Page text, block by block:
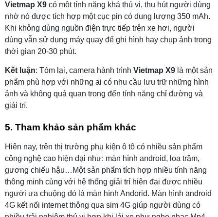
Vietmap X9 có một tính năng khá thú vị, thu hút người dùng
nhờ nó được tích hợp một cục pin có dung lượng 350 mAh.
Khi không dùng nguồn điện trực tiếp trên xe hơi, người
dùng vẫn sử dụng máy quay để ghi hình hay chụp ảnh trong
thời gian 20-30 phút.
Kết luận: Tóm lại, camera hành trình Vietmap X9 là một sản
phẩm phù hợp với những ai có nhu cầu lưu trữ những hình
ảnh và không quá quan trọng đến tính năng chỉ đường và
giải trí.
5. Tham khảo sản phẩm khác
Hiên nay, trên thị trường phụ kiện ô tô có nhiều sản phẩm
công nghệ cao hiện đại như: màn hình android, loa trầm,
gương chiếu hậu…Một sản phẩm tích hợp nhiều tính năng
thông minh cùng với hệ thống giải trí hiện đại được nhiều
người ưa chuộng đó là màn hình Andorid. Màn hình android
4G kết nối internet thông qua sim 4G giúp người dùng có